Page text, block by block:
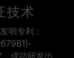
技术
明专利：
成功研发出